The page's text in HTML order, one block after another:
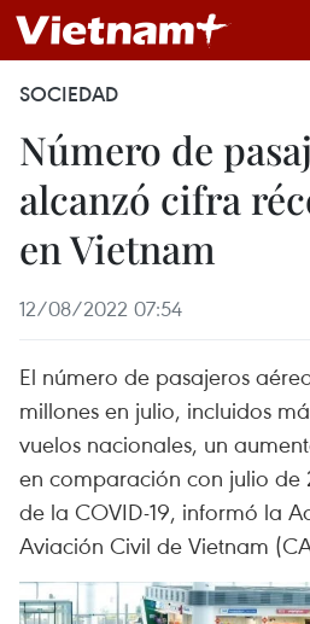
SOCIEDAD
Número de
alcanzó cifra
en Vietnam
12/08/2022 07:54
El número de pasajeros
millones en julio, incluidos
vuelos nacionales, un
en comparación con julio de
de la COVID-19, informó la
Aviación Civil de Vietnam